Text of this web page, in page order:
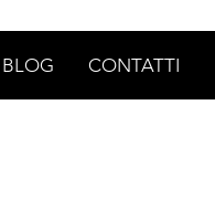
BLOG CONTATTI